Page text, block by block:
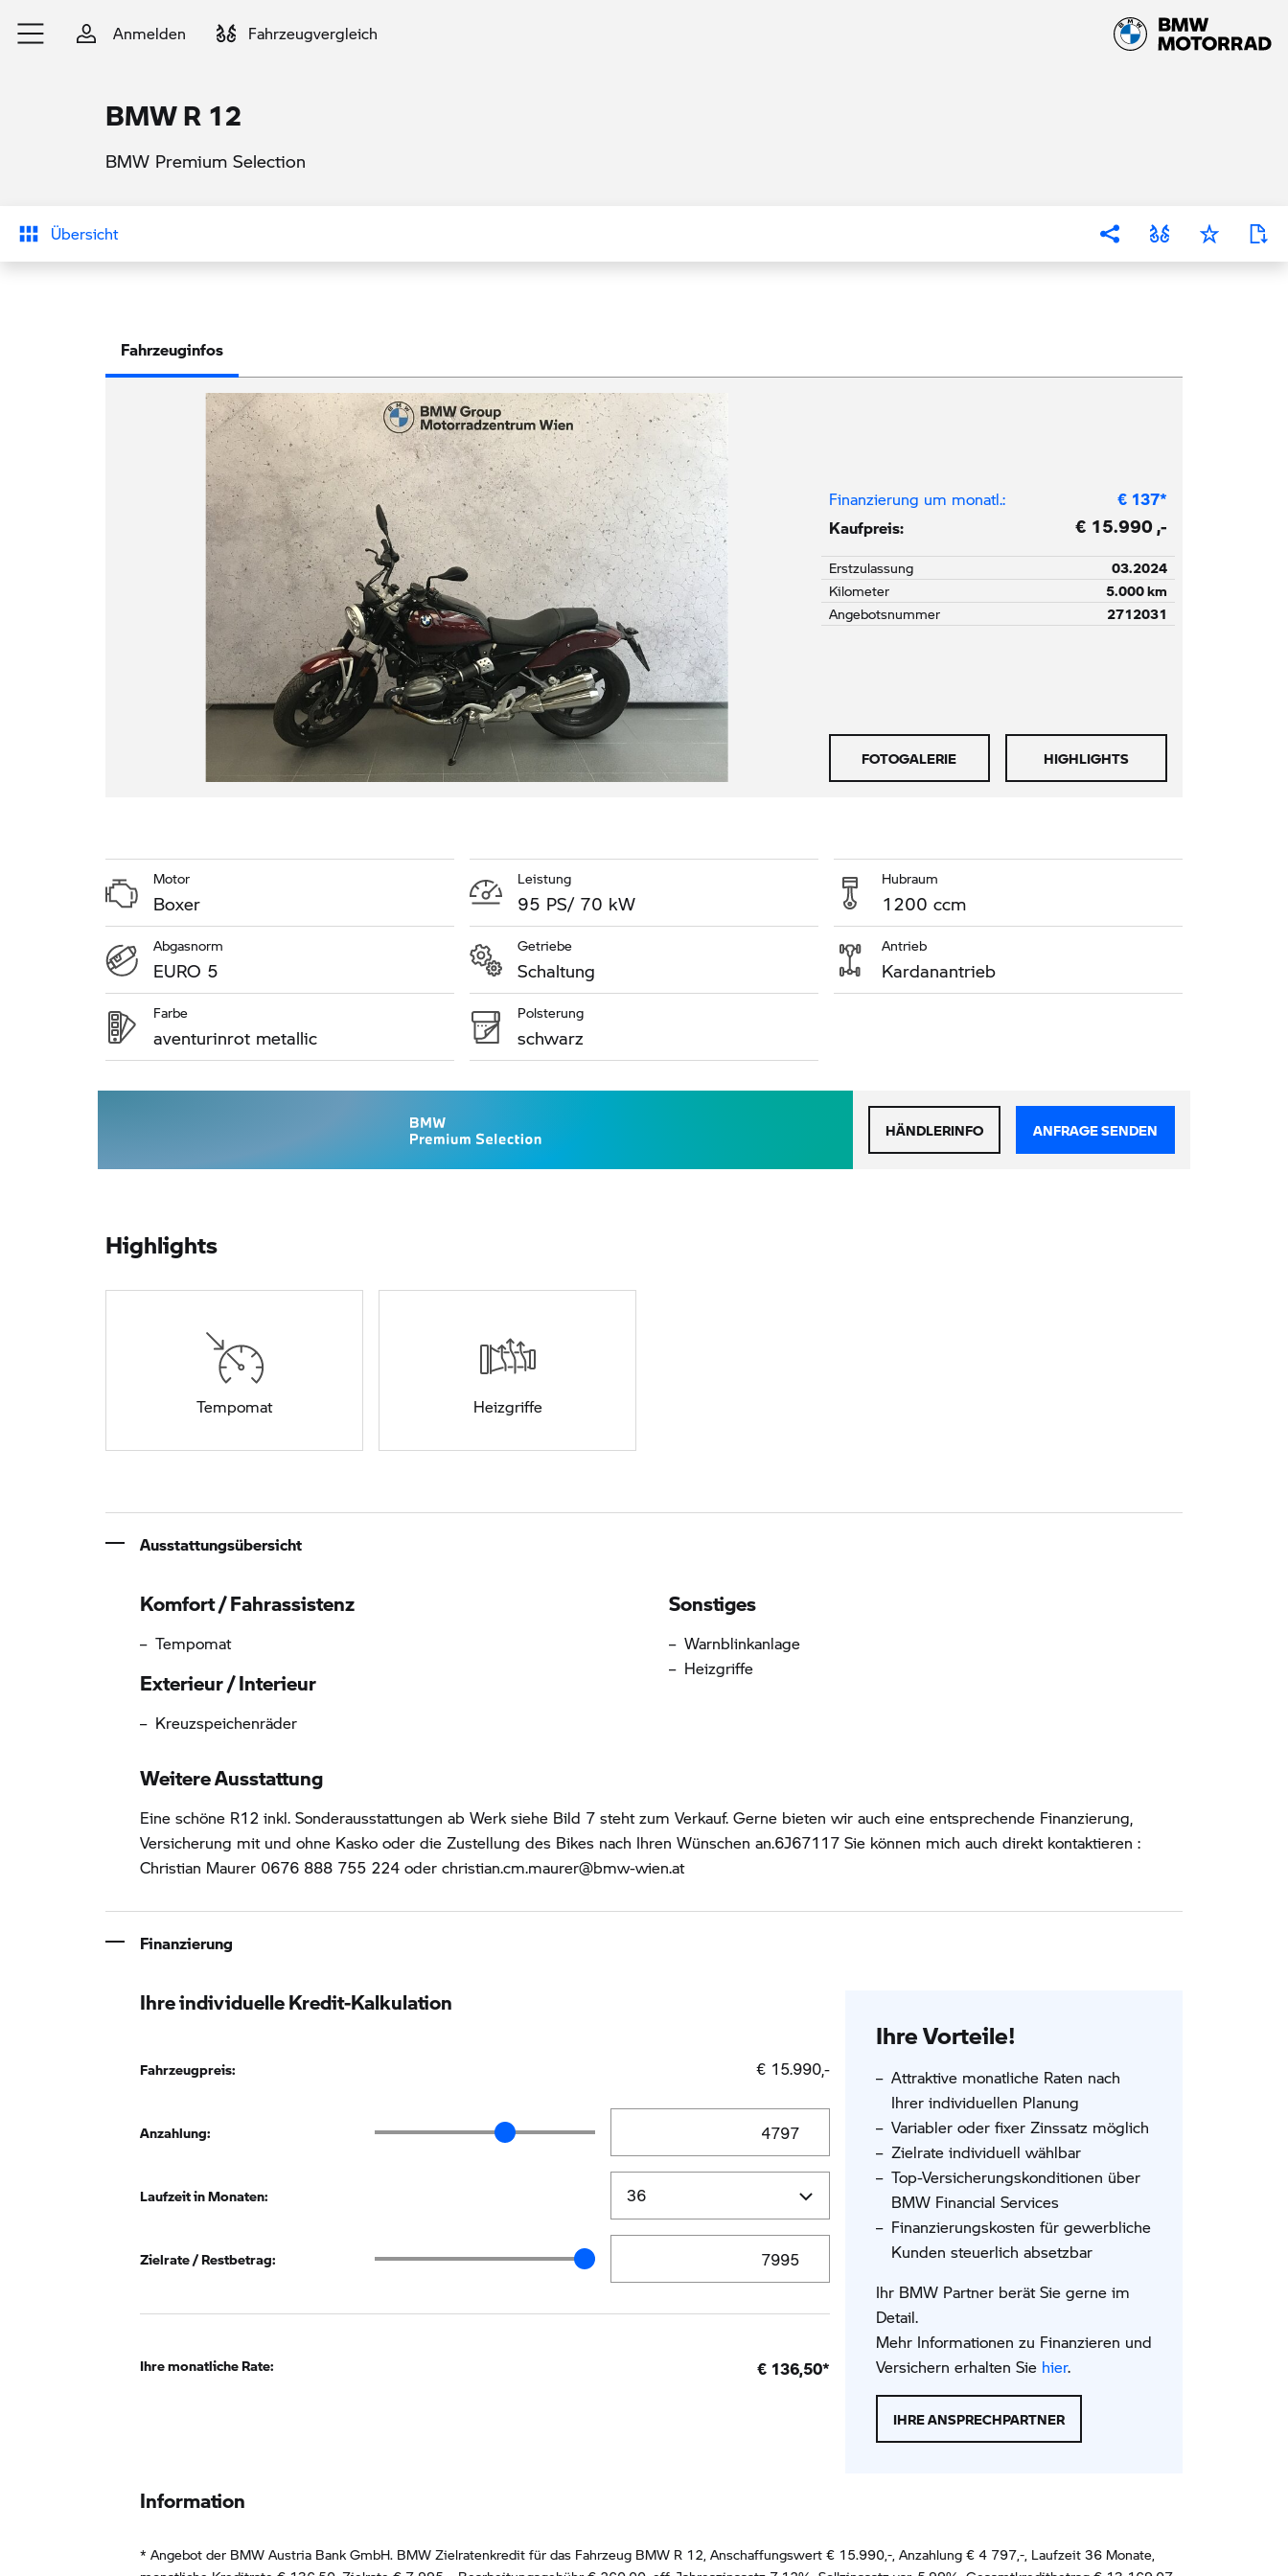
Zum Hauptinhalt springen
Anmelden Fahrzeugvergleich
BMW R 12
BMW Premium Selection
Übersicht
Fahrzeuginfos
Finanzierung um monatl.: € 137*
Kaufpreis:
€ 15.990 ,-
Erstzulassung 03.2024
Kilometer 5.000 km
Angebotsnummer 2712031
FOTOGALERIE HIGHLIGHTS
Motor
Boxer
Leistung
95 PS/ 70 kW
Hubraum
1200 ccm
Abgasnorm
EURO 5
Getriebe
Schaltung
Antrieb
Kardanantrieb
Farbe
aventurinrot metallic
Polsterung
schwarz
HÄNDLERINFO ANFRAGE SENDEN
Highlights
Tempomat Heizgriffe
Ausstattungsübersicht
Informationen über die Ausstattung
Komfort / Fahrassistenz
Tempomat
Exterieur / Interieur
Kreuzspeichenräder
Sonstiges
Warnblinkanlage
Heizgriffe
Weitere Ausstattung
Eine schöne R12 inkl. Sonderausstattungen ab Werk siehe Bild 7 steht zum Verkauf. Gerne bieten wir auch eine entsprechende Finanzierung,
Versicherung mit und ohne Kasko oder die Zustellung des Bikes nach Ihren Wünschen an.6J67117 Sie können mich auch direkt kontaktieren :
Christian Maurer 0676 888 755 224 oder christian.cm.maurer@bmw-wien.at
Finanzierung
Ihre individuelle Kredit-Kalkulation
Fahrzeugpreis: € 15.990,-
Anzahlung: Anzahlung Schieberegler
Laufzeit in Monaten:
Zielrate / Restbetrag: Zielrate / Restbetrag Schieberegler
Ihre monatliche Rate: € 136,50*
Information
* Angebot der BMW Austria Bank GmbH. BMW Zielratenkredit für das Fahrzeug BMW R 12, Anschaffungswert € 15.990,-, Anzahlung € 4 797,-, Laufzeit 36 Monate,
Ihre Vorteile!
Attraktive monatliche Raten nach
Ihrer individuellen Planung
Variabler oder fixer Zinssatz möglich
Zielrate individuell wählbar
Top-Versicherungskonditionen über
BMW Financial Services
Finanzierungskosten für gewerbliche
Kunden steuerlich absetzbar
Ihr BMW Partner berät Sie gerne im
Detail.
Mehr Informationen zu Finanzieren und
Versichern erhalten Sie hier.
IHRE ANSPRECHPARTNER